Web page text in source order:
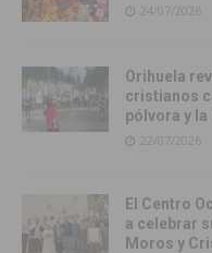
24/07/2026
Orihuela
cristianos
pólvora y
22/07/2026
El Centro
a celebrar
Moros y